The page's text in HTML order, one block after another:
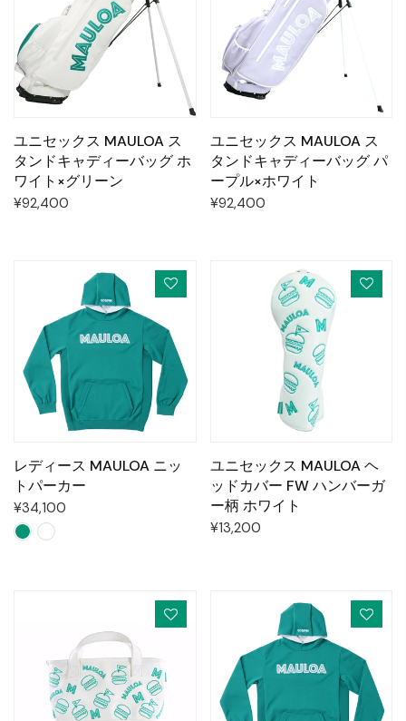
ユニセックス MAULOA ス
タンドキャディーバッグ ホ
ワイト×グリーン
¥92,400
ユニセックス MAULOA ス
タンドキャディーバッグ パ
ープル×ホワイト
¥92,400
レディース MAULOA ニッ
トパーカー
¥34,100
ユニセックス MAULOA ヘ
ッドカバー FW ハンバーガ
ー柄 ホワイト
¥13,200